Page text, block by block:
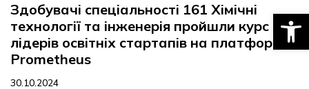
Здобувачі спеціальності 161 Хімічні
технології та інженерія пройшли курс для
лідерів освітніх стартапів на платформі
Prometheus
30.10.2024